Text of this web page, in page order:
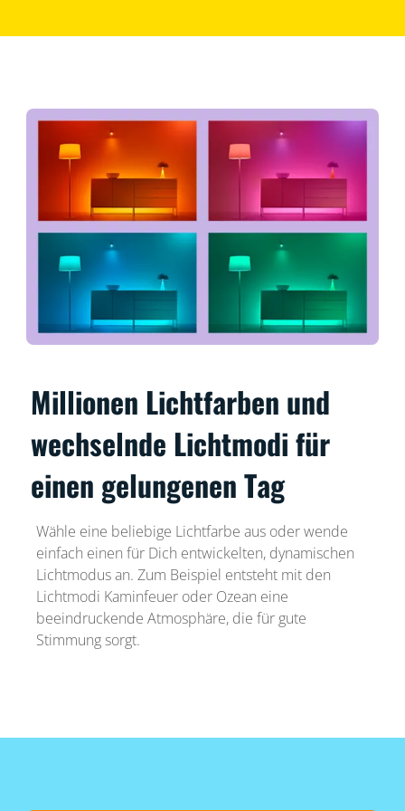
Millionen Lichtfarben und
wechselnde Lichtmodi für
einen gelungenen Tag
Wähle eine beliebige Lichtfarbe aus oder wende
einfach einen für Dich entwickelten, dynamischen
Lichtmodus an. Zum Beispiel entsteht mit den
Lichtmodi Kaminfeuer oder Ozean eine
beeindruckende Atmosphäre, die für gute
Stimmung sorgt.